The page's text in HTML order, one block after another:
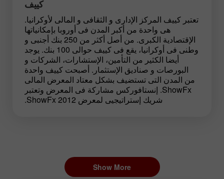
كييف
تعتبر كييف المركز الإدارى و الثقافى و المالى لأوكرانيا.
هى واحدة من أكبر المدن فى أوروبا بإمكانياتها
الإقتصادية الكبرى. من أصل أكثر من 250 بنك أجنبى و
وطنى فى أوكرانيا، يقع فى كييف حوالى 100 بنك. يوجد
أيضا الكثير من التأمين، الإستشارات، الشركات و
البورصات و صناديق الإستثمار. أصبحت كييف واحدة
من المدن التى تستضيف بشكل معتاد المعرض المالى
ShowFx. إنستافوركس مشاركة فى المعرض وتعتبر
شريك إستراتيجيى لمعرض ShowFx 2012.
Show More